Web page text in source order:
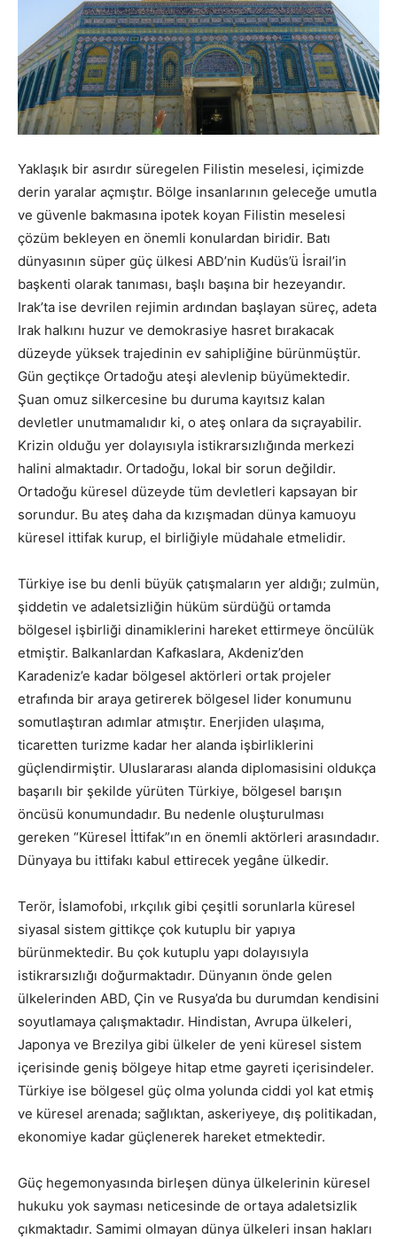
Yaklaşık bir asırdır süregelen Filistin meselesi, içimizde
derin yaralar açmıştır. Bölge insanlarının geleceğe umutla
ve güvenle bakmasına ipotek koyan Filistin meselesi
çözüm bekleyen en önemli konulardan biridir. Batı
dünyasının süper güç ülkesi ABD’nin Kudüs’ü İsrail’in
başkenti olarak tanıması, başlı başına bir hezeyandır.
Irak’ta ise devrilen rejimin ardından başlayan süreç, adeta
Irak halkını huzur ve demokrasiye hasret bırakacak
düzeyde yüksek trajedinin ev sahipliğine bürünmüştür.
Gün geçtikçe Ortadoğu ateşi alevlenip büyümektedir.
Şuan omuz silkercesine bu duruma kayıtsız kalan
devletler unutmamalıdır ki, o ateş onlara da sıçrayabilir.
Krizin olduğu yer dolayısıyla istikrarsızlığında merkezi
halini almaktadır. Ortadoğu, lokal bir sorun değildir.
Ortadoğu küresel düzeyde tüm devletleri kapsayan bir
sorundur. Bu ateş daha da kızışmadan dünya kamuoyu
küresel ittifak kurup, el birliğiyle müdahale etmelidir.
Türkiye ise bu denli büyük çatışmaların yer aldığı; zulmün,
şiddetin ve adaletsizliğin hüküm sürdüğü ortamda
bölgesel işbirliği dinamiklerini hareket ettirmeye öncülük
etmiştir. Balkanlardan Kafkaslara, Akdeniz’den
Karadeniz’e kadar bölgesel aktörleri ortak projeler
etrafında bir araya getirerek bölgesel lider konumunu
somutlaştıran adımlar atmıştır. Enerjiden ulaşıma,
ticaretten turizme kadar her alanda işbirliklerini
güçlendirmiştir. Uluslararası alanda diplomasisini oldukça
başarılı bir şekilde yürüten Türkiye, bölgesel barışın
öncüsü konumundadır. Bu nedenle oluşturulması
gereken “Küresel İttifak”ın en önemli aktörleri arasındadır.
Dünyaya bu ittifakı kabul ettirecek yegâne ülkedir.
Terör, İslamofobi, ırkçılık gibi çeşitli sorunlarla küresel
siyasal sistem gittikçe çok kutuplu bir yapıya
bürünmektedir. Bu çok kutuplu yapı dolayısıyla
istikrarsızlığı doğurmaktadır. Dünyanın önde gelen
ülkelerinden ABD, Çin ve Rusya’da bu durumdan kendisini
soyutlamaya çalışmaktadır. Hindistan, Avrupa ülkeleri,
Japonya ve Brezilya gibi ülkeler de yeni küresel sistem
içerisinde geniş bölgeye hitap etme gayreti içerisindeler.
Türkiye ise bölgesel güç olma yolunda ciddi yol kat etmiş
ve küresel arenada; sağlıktan, askeriyeye, dış politikadan,
ekonomiye kadar güçlenerek hareket etmektedir.
Güç hegemonyasında birleşen dünya ülkelerinin küresel
hukuku yok sayması neticesinde de ortaya adaletsizlik
çıkmaktadır. Samimi olmayan dünya ülkeleri insan hakları